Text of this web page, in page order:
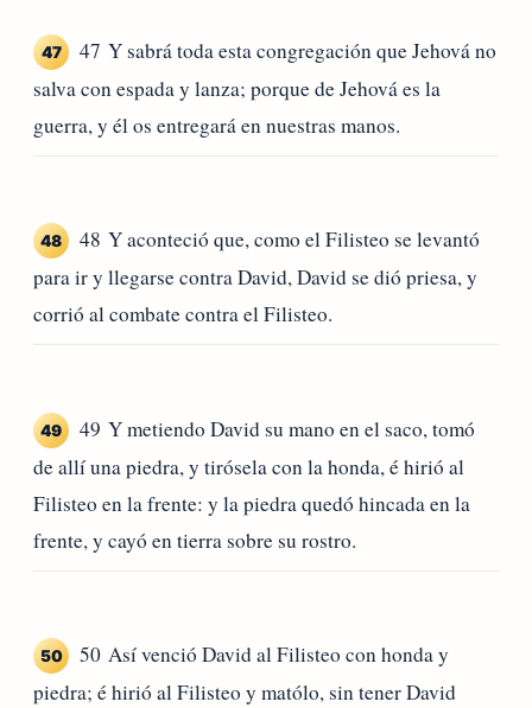
47
47 Y sabrá toda esta congregación que Jehová no
salva con espada y lanza; porque de Jehová es la
guerra, y él os entregará en nuestras manos.
48
48 Y aconteció que, como el Filisteo se levantó
para ir y llegarse contra David, David se dió priesa, y
corrió al combate contra el Filisteo.
49
49 Y metiendo David su mano en el saco, tomó
de allí una piedra, y tirósela con la honda, é hirió al
Filisteo en la frente: y la piedra quedó hincada en la
frente, y cayó en tierra sobre su rostro.
50
50 Así venció David al Filisteo con honda y
piedra; é hirió al Filisteo y matólo, sin tener David